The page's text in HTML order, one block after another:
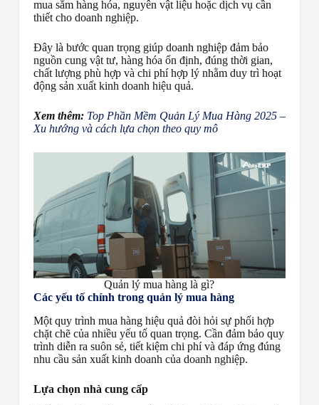
mua sắm hàng hóa, nguyên vật liệu hoặc dịch vụ cần
thiết cho doanh nghiệp.
Đây là bước quan trọng giúp doanh nghiệp đảm bảo
nguồn cung vật tư, hàng hóa ổn định, đúng thời gian,
chất lượng phù hợp và chi phí hợp lý nhằm duy trì hoạt
động sản xuất kinh doanh hiệu quả.
Xem thêm: Top Phần Mềm Quản Lý Mua Hàng 2025 –
Xu hướng và cách lựa chọn theo quy mô
Quản lý mua hàng là gì?
Các yếu tố chính trong quản lý mua hàng
Một quy trình mua hàng hiệu quả đòi hỏi sự phối hợp
chặt chẽ của nhiều yếu tố quan trọng. Cần đảm bảo quy
trình diễn ra suôn sẻ, tiết kiệm chi phí và đáp ứng đúng
nhu cầu sản xuất kinh doanh của doanh nghiệp.
Lựa chọn nhà cung cấp